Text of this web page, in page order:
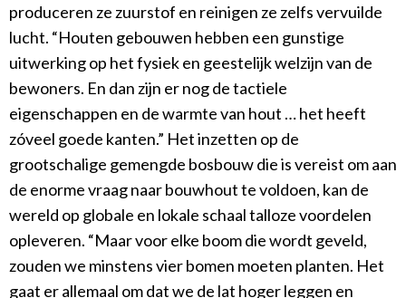
produceren ze zuurstof en reinigen ze zelfs vervuilde
lucht. “Houten gebouwen hebben een gunstige
uitwerking op het fysiek en geestelijk welzijn van de
bewoners. En dan zijn er nog de tactiele
eigenschappen en de warmte van hout … het heeft
zóveel goede kanten.” Het inzetten op de
grootschalige gemengde bosbouw die is vereist om aan
de enorme vraag naar bouwhout te voldoen, kan de
wereld op globale en lokale schaal talloze voordelen
opleveren. “Maar voor elke boom die wordt geveld,
zouden we minstens vier bomen moeten planten. Het
gaat er allemaal om dat we de lat hoger leggen en